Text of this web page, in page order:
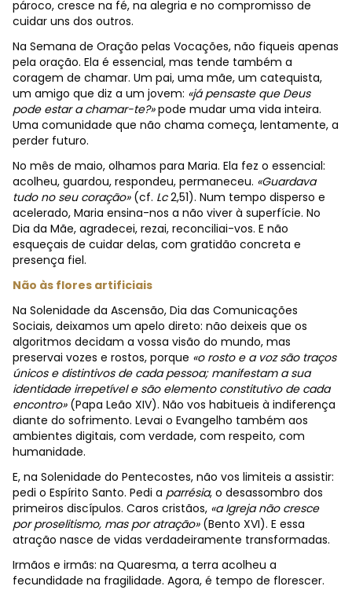
pároco, cresce na fé, na alegria e no compromisso de
cuidar uns dos outros.
Na Semana de Oração pelas Vocações, não fiqueis apenas
pela oração. Ela é essencial, mas tende também a
coragem de chamar. Um pai, uma mãe, um catequista,
um amigo que diz a um jovem: «já pensaste que Deus
pode estar a chamar-te?»pode mudar uma vida inteira.
Uma comunidade que não chama começa, lentamente, a
perder futuro.
No mês de maio, olhamos para Maria. Ela fez o essencial:
acolheu, guardou, respondeu, permaneceu. «Guardava
tudo no seu coração» (cf. Lc2,51). Num tempo disperso e
acelerado, Maria ensina-nos a não viver à superfície. No
Dia da Mãe, agradecei, rezai, reconciliai-vos. E não
esqueçais de cuidar delas, com gratidão concreta e
presença fiel.
Não às flores artificiais
Na Solenidade da Ascensão, Dia das Comunicações
Sociais, deixamos um apelo direto: não deixeis que os
algoritmos decidam a vossa visão do mundo, mas
preservai vozes e rostos, porque «o rosto e a voz são traços
únicos e distintivos de cada pessoa; manifestam a sua
identidade irrepetível e são elemento constitutivo de cada
encontro» (Papa Leão XIV). Não vos habitueis à indiferença
diante do sofrimento. Levai o Evangelho também aos
ambientes digitais, com verdade, com respeito, com
humanidade.
E, na Solenidade do Pentecostes, não vos limiteis a assistir:
pedi o Espírito Santo. Pedi a parrésia, o desassombro dos
primeiros discípulos. Caros cristãos, «a Igreja não cresce
por proselitismo, mas por atração» (Bento XVI). E essa
atração nasce de vidas verdadeiramente transformadas.
Irmãos e irmãs: na Quaresma, a terra acolheu a
fecundidade na fragilidade. Agora, é tempo de florescer.